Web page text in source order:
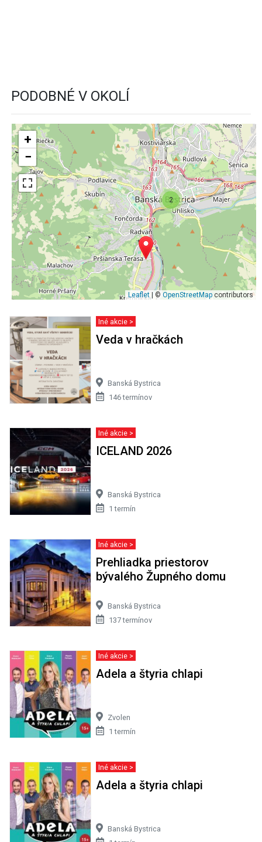
PODOBNÉ V OKOLÍ
2
+
−
Leaflet| © OpenStreetMap contributors
Iné akcie >
Veda v hračkách
Banská Bystrica
146 termínov
Iné akcie >
ICELAND 2026
Banská Bystrica
1 termín
Iné akcie >
Prehliadka priestorov
bývalého Župného domu
Banská Bystrica
137 termínov
Iné akcie >
Adela a štyria chlapi
Zvolen
1 termín
Iné akcie >
Adela a štyria chlapi
Banská Bystrica